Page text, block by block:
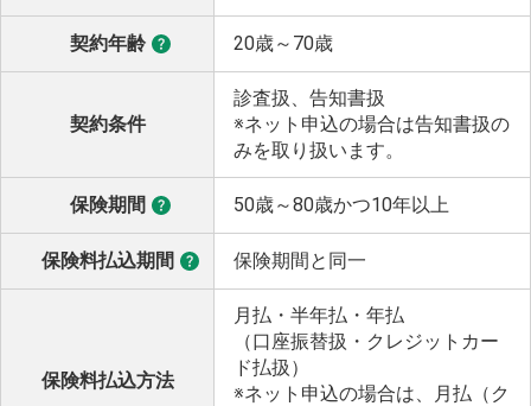
契約年齢 20歳～70歳
契約条件
診査扱、告知書扱
※ネット申込の場合は告知書扱の
みを取り扱います。
保険期間 50歳～80歳かつ10年以上
保険料払込期間 保険期間と同一
保険料払込方法
月払・半年払・年払
（口座振替扱・クレジットカー
ド払扱）
※ネット申込の場合は、月払（ク